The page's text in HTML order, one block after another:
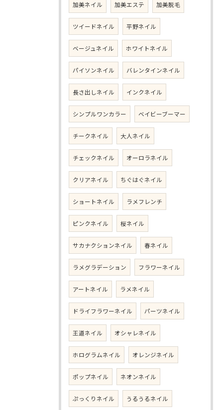
加美ネイル 加美エステ 加美脱毛
ツイードネイル 平野ネイル
ベージュネイル ホワイトネイル
パイソンネイル バレンタインネイル
長さ出しネイル インクネイル
シンプルワンカラー ベイビーブーマー
チークネイル 大人ネイル
チェックネイル オーロラネイル
クリアネイル ちぐはぐネイル
ショートネイル ラメフレンチ
ピンクネイル 桜ネイル
サカナクションネイル 春ネイル
ラメグラデーション フラワーネイル
アートネイル ラメネイル
ドライフラワーネイル パーツネイル
王道ネイル オシャレネイル
ホログラムネイル オレンジネイル
ポップネイル ネオンネイル
ぷっくりネイル うるうるネイル